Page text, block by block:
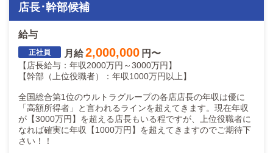
営業部は「現場×数字×育成」で成果を出す部署です。
本気で上を目指したい方を歓迎します。
━━━━━━━━━━
【広告部｜募集ポジション一覧】
広告部は、
グループ全体の「売上最大化」と「採用最大化」を担う中核部署
です。
感覚ではなく“数値”を軸に戦略を設計し、実行します。
━━━━━━━━━━
店長･幹部候補
給与
月給2,000,000 円〜
【店長給与：年収2000万円～3000万円】
【幹部（上位役職者）：年収1000万円以上】
全国総合第1位のウルトラグループの各店店長の年収は優に
「高額所得者」と言われるラインを超えてきます。現在年収
が【3000万円】を超える店長もいる程ですが、上位役職者に
なれば確実に年収【1000万円】を超えてきますのでご期待下
さい！！